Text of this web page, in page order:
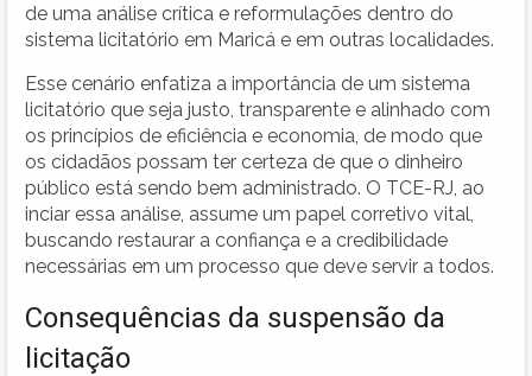
de uma análise crítica e reformulações dentro do
sistema licitatório em Maricá e em outras localidades.
Esse cenário enfatiza a importância de um sistema
licitatório que seja justo, transparente e alinhado com
os princípios de eficiência e economia, de modo que
os cidadãos possam ter certeza de que o dinheiro
público está sendo bem administrado. O TCE-RJ, ao
inciar essa análise, assume um papel corretivo vital,
buscando restaurar a confiança e a credibilidade
necessárias em um processo que deve servir a todos.
Consequências da suspensão da
licitação